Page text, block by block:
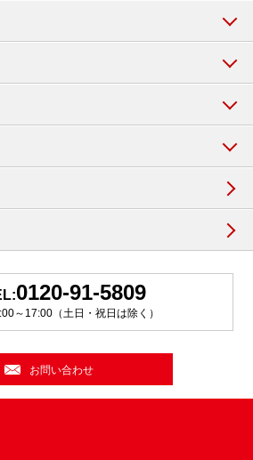
0120-91-5809
～17:00（土日・祝日は除く）
お問い合わせ